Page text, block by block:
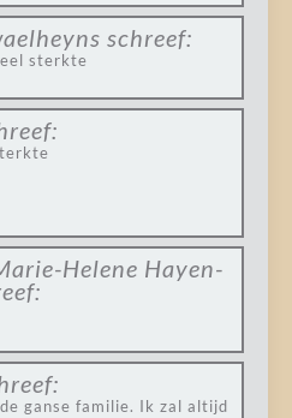
schreef:
sterkte
Helene Hayen-
ganse familie. Ik zal altijd